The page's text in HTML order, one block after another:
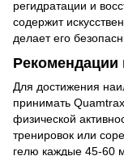
регидратации и
содержит
делает его
Для достижения
принимать
физической
тренировок или
гелю каждые 45-60